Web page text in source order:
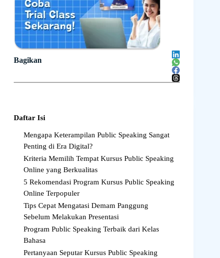
Bagikan
Daftar Isi
Mengapa Keterampilan Public Speaking Sangat
Penting di Era Digital?
Kriteria Memilih Tempat Kursus Public Speaking
Online yang Berkualitas
5 Rekomendasi Program Kursus Public Speaking
Online Terpopuler
Tips Cepat Mengatasi Demam Panggung
Sebelum Melakukan Presentasi
Program Public Speaking Terbaik dari Kelas
Bahasa
Pertanyaan Seputar Kursus Public Speaking